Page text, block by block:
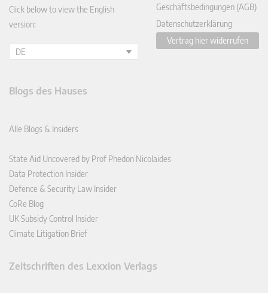
Click below to view the English
version:
DE
Geschäftsbedingungen (AGB)
Datenschutzerklärung
Vertrag hier widerrufen
Blogs des Hauses
Alle Blogs & Insiders
State Aid Uncovered by Prof Phedon Nicolaides
Data Protection Insider
Defence & Security Law Insider
CoRe Blog
UK Subsidy Control Insider
Climate Litigation Brief
Zeitschriften des Lexxion Verlags